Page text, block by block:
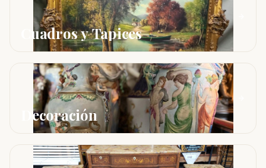
Cuadros y Tapices
Decoración